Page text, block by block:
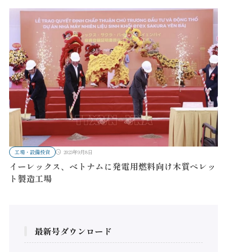
工場・設備投資 2023年9月8日
イーレックス、ベトナムに発電用燃料向け木質ペレッ
ト製造工場
最新号ダウンロード